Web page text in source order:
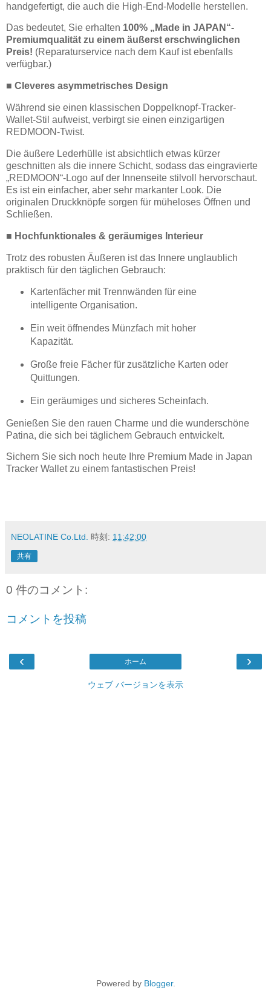
handgefertigt, die auch die High-End-Modelle herstellen.
Das bedeutet, Sie erhalten 100% „Made in JAPAN“-
Premiumqualität zu einem äußerst erschwinglichen
Preis! (Reparaturservice nach dem Kauf ist ebenfalls
verfügbar.)
■ Cleveres asymmetrisches Design
Während sie einen klassischen Doppelknopf-Tracker-
Wallet-Stil aufweist, verbirgt sie einen einzigartigen
REDMOON-Twist.
Die äußere Lederhülle ist absichtlich etwas kürzer
geschnitten als die innere Schicht, sodass das eingravierte
„REDMOON“-Logo auf der Innenseite stilvoll hervorschaut.
Es ist ein einfacher, aber sehr markanter Look. Die
originalen Druckknöpfe sorgen für müheloses Öffnen und
Schließen.
■ Hochfunktionales & geräumiges Interieur
Trotz des robusten Äußeren ist das Innere unglaublich
praktisch für den täglichen Gebrauch:
Kartenfächer mit Trennwänden für eine
intelligente Organisation.
Ein weit öffnendes Münzfach mit hoher
Kapazität.
Große freie Fächer für zusätzliche Karten oder
Quittungen.
Ein geräumiges und sicheres Scheinfach.
Genießen Sie den rauen Charme und die wunderschöne
Patina, die sich bei täglichem Gebrauch entwickelt.
Sichern Sie sich noch heute Ihre Premium Made in Japan
Tracker Wallet zu einem fantastischen Preis!
NEOLATINE Co.Ltd. 時刻: 11:42:00
共有
0 件のコメント:
コメントを投稿
‹ ›
ホーム
ウェブ バージョンを表示
Powered by Blogger.